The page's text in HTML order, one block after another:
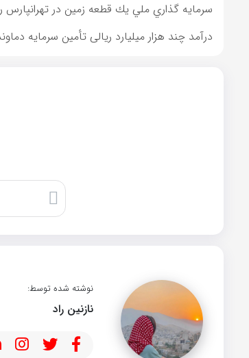
سرمايه گذاري ملي يك قطعه زمين در تهرانپارس
درآمد چند هزار میلیارد ریالی تأمین سرمایه
نوشته شده توسط:
نازنین راد